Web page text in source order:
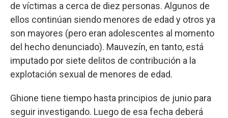
de víctimas a cerca de diez personas. Algunos de
ellos continúan siendo menores de edad y otros ya
son mayores (pero eran adolescentes al momento
del hecho denunciado). Mauvezín, en tanto, está
imputado por siete delitos de contribución a la
explotación sexual de menores de edad.
Ghione tiene tiempo hasta principios de junio para
seguir investigando. Luego de esa fecha deberá